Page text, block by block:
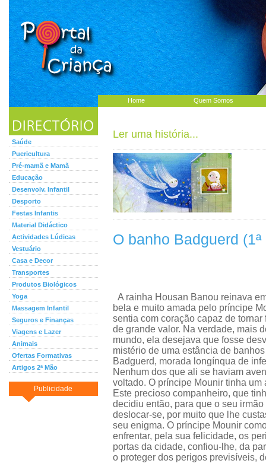
Home Quem Somos
Saúde
Puericultura
Pré-mamã e Mamã
Educação
Desenvolv. Infantil
Desporto
Festas Infantis
Material Didáctico
Actividades Lúdicas
Vestuário
Casa e Decor
Transportes
Produtos Biológicos
Yoga
Massagem Infantil
Seguros e Finanças
Viagens e Lazer
Animais
Ofertas Formativas
Artigos 2ª Mão
Publicidade
Ler uma história...
O banho Badguerd (1ª
A rainha Housan Banou reinava
bela e muito amada pelo príncipe
sentia com coração capaz de tornar
de grande valor. Na verdade, mais
mundo, ela desejava que fosse
mistério de uma estância de
Badguerd, morada longínqua de
Nenhum dos que ali se haviam
voltado. O príncipe Mounir tinha um
Este precioso companheiro, que
decidiu então, para que o seu
deslocar-se, por muito que lhe
seu enigma. O príncipe Mounir
enfrentar, pela sua felicidade, os
portas da cidade, confiou-lhe, da
o proteger dos perigos previsíveis,